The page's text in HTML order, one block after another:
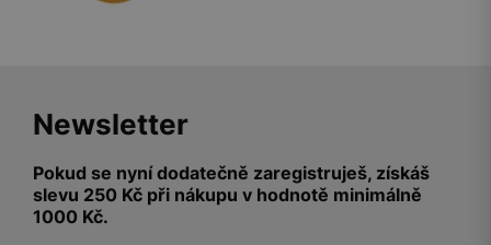
Newsletter
Pokud se nyní dodatečně zaregistruješ, získáš
slevu 250 Kč při nákupu v hodnotě minimálně
1000 Kč.